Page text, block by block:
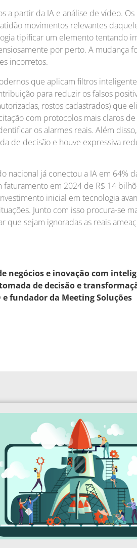
a partir da IA e análise de vídeo. Os
movimentos relevantes
tipificar um elemento tentando
por perto. A mudança
incorretos.
que aplicam filtros
para reduzir os falsos
rostos cadastrados) que
com protocolos mais claros de
os alarmes reais. Além
de decisão e houve expressiva
nacional já conectou a IA em 64%
em 2024 de R$ 14
inicial em tecnologia
Junto com isso procura-se
sejam ignoradas as reais
negócios e inovação com
de decisão e
e fundador da Meeting Soluções